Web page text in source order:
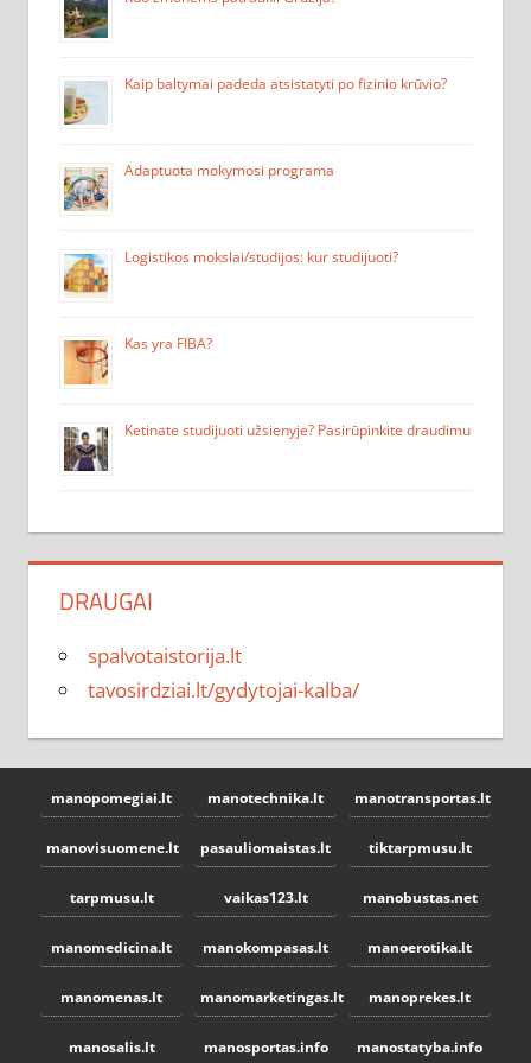
Kaip baltymai padeda atsistatyti po fizinio krūvio?
Adaptuota mokymosi programa
Logistikos mokslai/studijos: kur studijuoti?
Kas yra FIBA?
Ketinate studijuoti užsienyje? Pasirūpinkite draudimu
DRAUGAI
spalvotaistorija.lt
tavosirdziai.lt/gydytojai-kalba/
manopomegiai.lt manotechnika.lt manotransportas.lt
manovisuomene.lt pasauliomaistas.lt tiktarpmusu.lt
tarpmusu.lt vaikas123.lt manobustas.net
manomedicina.lt manokompasas.lt manoerotika.lt
manomenas.lt manomarketingas.lt manoprekes.lt
manosalis.lt manosportas.info manostatyba.info